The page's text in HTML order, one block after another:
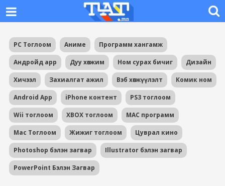
PC Тоглоом Аниме Программ хангамж
Андройд app Дуу хөгжим Ном сурах бичиг Дизайн
Хичээл Захиалгат ажил Вэб хөгжүүлэлт Комик ном
Android App iPhone контент PS3 тоглоом
Wii тоглоом XBOX тоглоом MAC программ
Mac Тоглоом Жижиг тоглоом Цуврал кино
Photoshop бэлэн загвар Illustrator бэлэн загвар
PowerPoint Бэлэн Загвар